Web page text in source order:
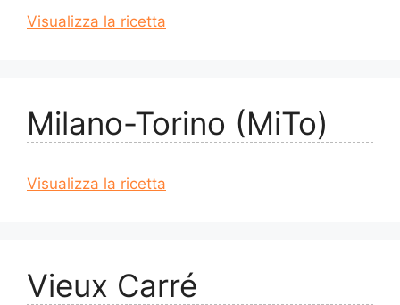
Visualizza la ricetta
Milano-Torino (MiTo)
Visualizza la ricetta
Vieux Carré